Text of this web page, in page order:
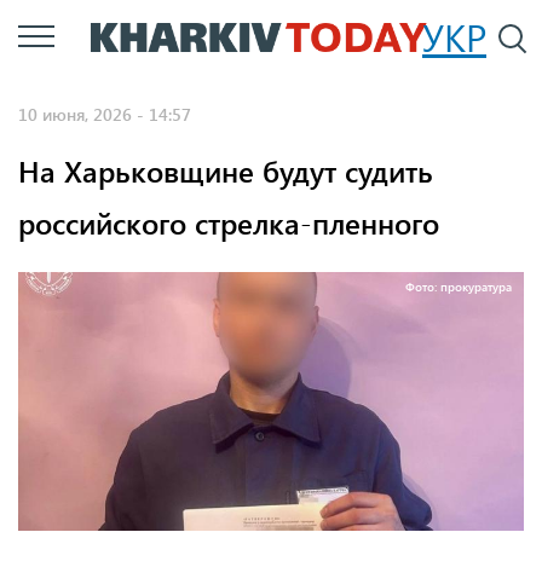
Перейти
к
УКР
10 июня, 2026 - 14:57
На Харьковщине будут судить
российского стрелка-пленного
Фото: прокуратура